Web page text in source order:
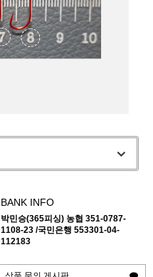
BANK INFO
박민승(365피싱) 농협 351-0787-
1108-23 /국민은행 553301-04-
112183